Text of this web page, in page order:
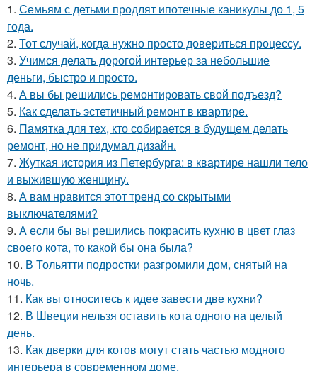
1. Семьям с детьми продлят ипотечные каникулы до 1, 5
года.
2. Тот случай, когда нужно просто довериться процессу.
3. Учимся делать дорогой интерьер за небольшие
деньги, быстро и просто.
4. А вы бы решились ремонтировать свой подъезд?
5. Как сделать эстетичный ремонт в квартире.
6. Памятка для тех, кто собирается в будущем делать
ремонт, но не придумал дизайн.
7. Жуткая история из Петербурга: в квартире нашли тело
и выжившую женщину.
8. А вам нравится этот тренд со скрытыми
выключателями?
9. А если бы вы решились покрасить кухню в цвет глаз
своего кота, то какой бы она была?
10. В Тольятти подростки разгромили дом, снятый на
ночь.
11. Как вы относитесь к идее завести две кухни?
12. В Швеции нельзя оставить кота одного на целый
день.
13. Как дверки для котов могут стать частью модного
интерьера в современном доме.